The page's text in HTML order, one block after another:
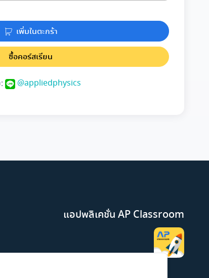
เพิ่มในตะกร้า
ซื้อคอร์สเรียน
@appliedphysics
แอปพลิเคชั่น AP Classroom